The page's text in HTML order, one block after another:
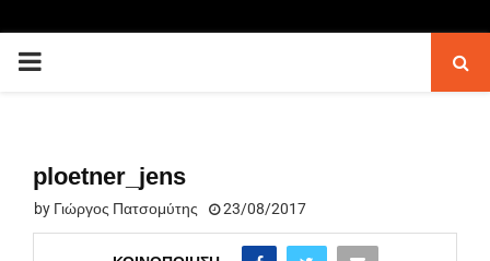
PRIMARY
ploetner_jens
by Γιώργος Πατσομύτης 23/08/2017